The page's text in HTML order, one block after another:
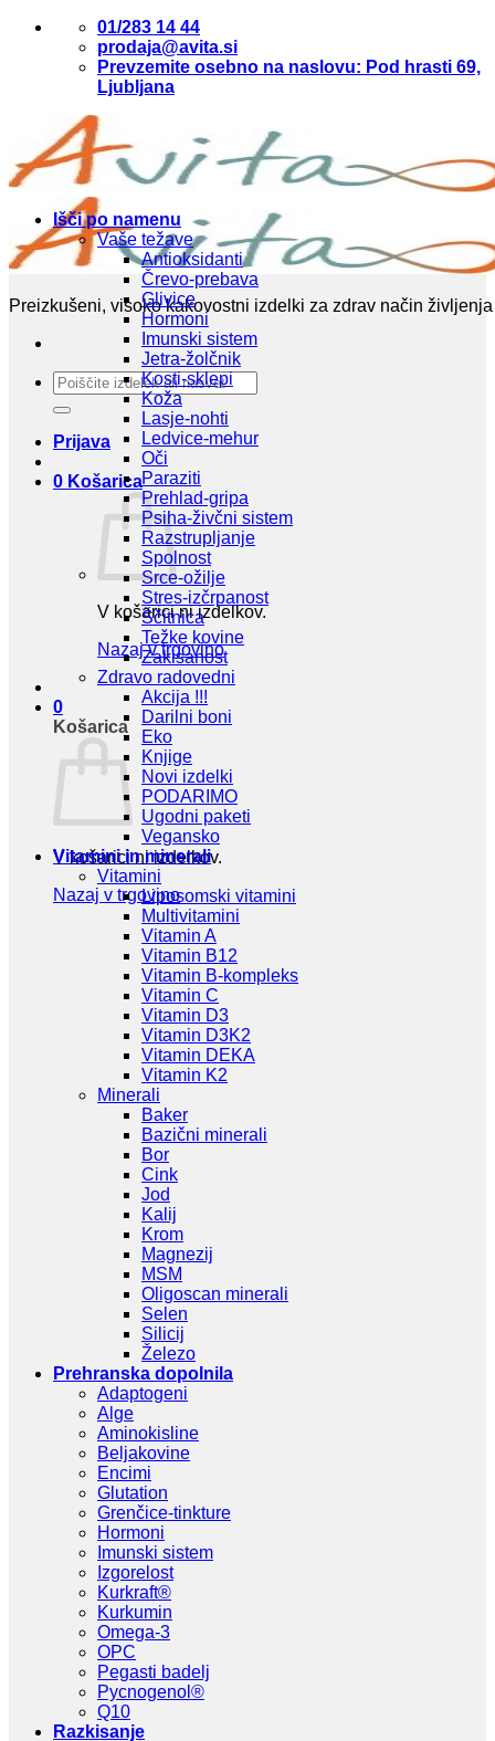
Skoči
01/283 14 44
prodaja@avita.si
Prevzemite osebno na naslovu: Pod hrasti 69,
Ljubljana
Preizkušeni, visoko kakovostni izdelki za zdrav način življenja
Išči:
Prijava
0 Košarica
V košarici ni izdelkov.
Nazaj v trgovino
0
Košarica
V košarici ni izdelkov.
Nazaj v trgovino
Išči po namenu
Vaše težave
Antioksidanti
Črevo-prebava
Glivice
Hormoni
Imunski sistem
Jetra-žolčnik
Kosti-sklepi
Koža
Lasje-nohti
Ledvice-mehur
Oči
Paraziti
Prehlad-gripa
Psiha-živčni sistem
Razstrupljanje
Spolnost
Srce-ožilje
Stres-izčrpanost
Ščitnica
Težke kovine
Zakisanost
Zdravo radovedni
Akcija !!!
Darilni boni
Eko
Knjige
Novi izdelki
PODARIMO
Ugodni paketi
Vegansko
Vitamini in minerali
Vitamini
Liposomski vitamini
Multivitamini
Vitamin A
Vitamin B12
Vitamin B-kompleks
Vitamin C
Vitamin D3
Vitamin D3K2
Vitamin DEKA
Vitamin K2
Minerali
Baker
Bazični minerali
Bor
Cink
Jod
Kalij
Krom
Magnezij
MSM
Oligoscan minerali
Selen
Silicij
Železo
Prehranska dopolnila
Adaptogeni
Alge
Aminokisline
Beljakovine
Encimi
Glutation
Grenčice-tinkture
Hormoni
Imunski sistem
Izgorelost
Kurkraft®
Kurkumin
Omega-3
OPC
Pegasti badelj
Pycnogenol®
Q10
Razkisanje